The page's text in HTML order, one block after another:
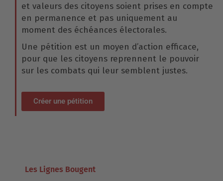
et valeurs des citoyens soient prises en compte
en permanence et pas uniquement au
moment des échéances électorales.
Une pétition est un moyen d’action efficace,
pour que les citoyens reprennent le pouvoir
sur les combats qui leur semblent justes.
Créer une pétition
Les Lignes Bougent